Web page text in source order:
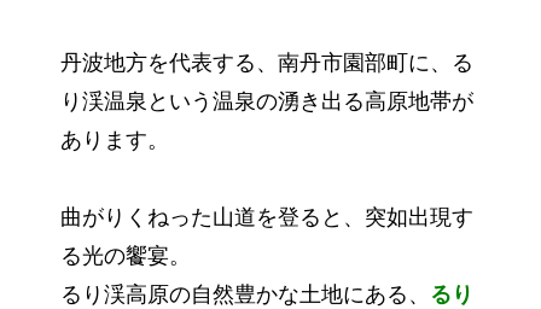
丹波地方を代表する、南丹市園部町に、る
り渓温泉という温泉の湧き出る高原地帯が
あります。
曲がりくねった山道を登ると、突如出現す
る光の饗宴。
るり渓高原の自然豊かな土地にある、 るり